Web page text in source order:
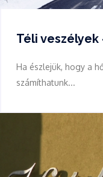
Téli
Ha észlejük, hogy a
számíthatunk...